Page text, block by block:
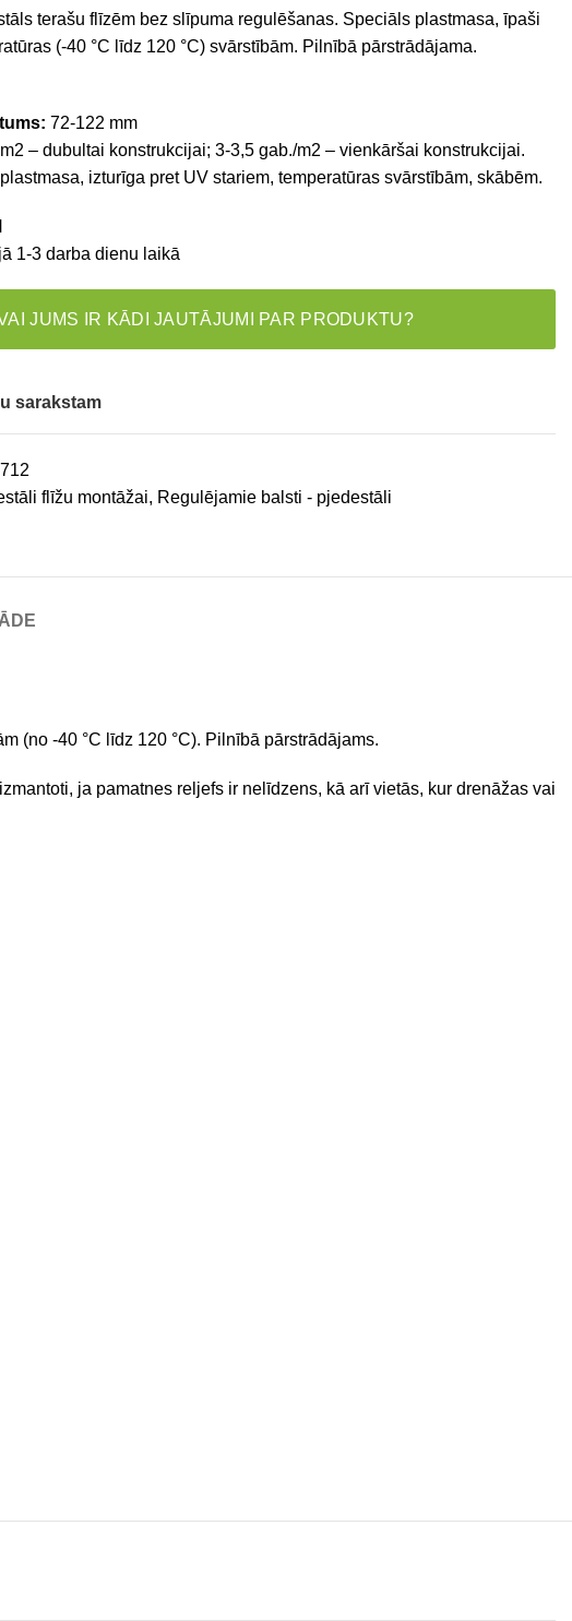
terašu flīzēm bez slīpuma regulēšanas. Speciāls plastmasa, īpaši
(-40 °C līdz 120 °C) svārstībām. Pilnībā pārstrādājama.
72-122 mm
– dubultai konstrukcijai; 3-3,5 gab./m2 – vienkāršai konstrukcijai.
izturīga pret UV stariem, temperatūras svārstībām, skābēm.
1-3 darba dienu laikā
JUMS IR KĀDI JAUTĀJUMI PAR PRODUKTU?
sarakstam
flīžu montāžai, Regulējamie balsti - pjedestāli
(no -40 °C līdz 120 °C). Pilnībā pārstrādājams.
ja pamatnes reljefs ir nelīdzens, kā arī vietās, kur drenāžas vai